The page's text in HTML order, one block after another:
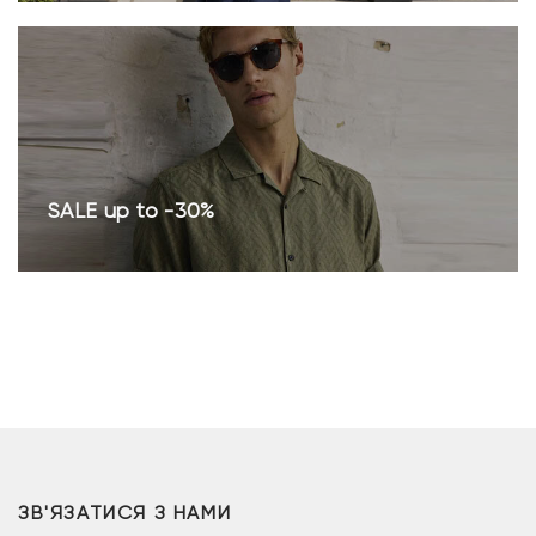
SALE up to -30%
ЗВ'ЯЗАТИСЯ З НАМИ